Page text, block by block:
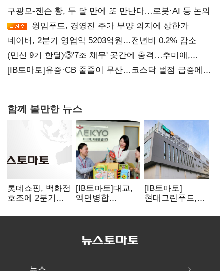
구광모-젠슨 황, 두 달 만에 또 만난다…로봇·AI 등 논의
윙입푸드, 경영진 주가 부양 의지에 상한가
네이버, 2분기 영업익 5203억원…전년비 0.2% 감소
(민선 9기 한달)③'7조 채무' 곳간에 충격…추미애,
20년만에 '비상재정' 선언 승부수
[IB토마토]유증·CB 줄줄이 무산…코스닥 벌점 급증에
함께 볼만한 뉴스
롯데쇼핑, 백화점
호조에 2분기
급증
[IB토마토]대교,
액면병합
룰' 경고장…
[IB토마토]
현대그린푸드,
실적 개선에